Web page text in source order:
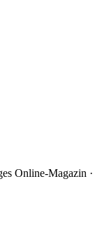
Online-Magazin ·